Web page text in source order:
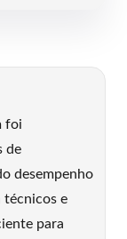
foi
de
desempenho
técnicos e
para